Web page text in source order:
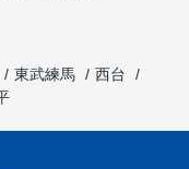
東武練馬
西台